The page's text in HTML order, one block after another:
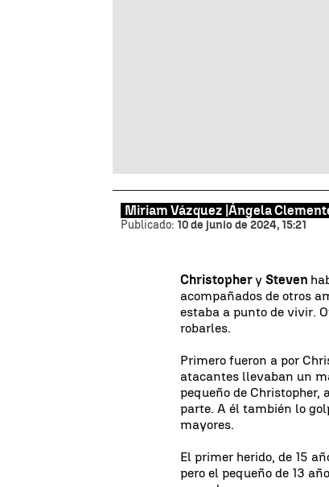
Miriam Vázquez | Ángela
Publicado: 10 de junio de 2024, 15:21
ChristopherySteven
acompañados de otros
estaba a punto de vivir.
robarles.
Primero fueron a por
atacantes llevaban un
pequeño de Christopher,
parte. A él también lo
mayores.
El primer herido, de 15
pero el pequeño de 13